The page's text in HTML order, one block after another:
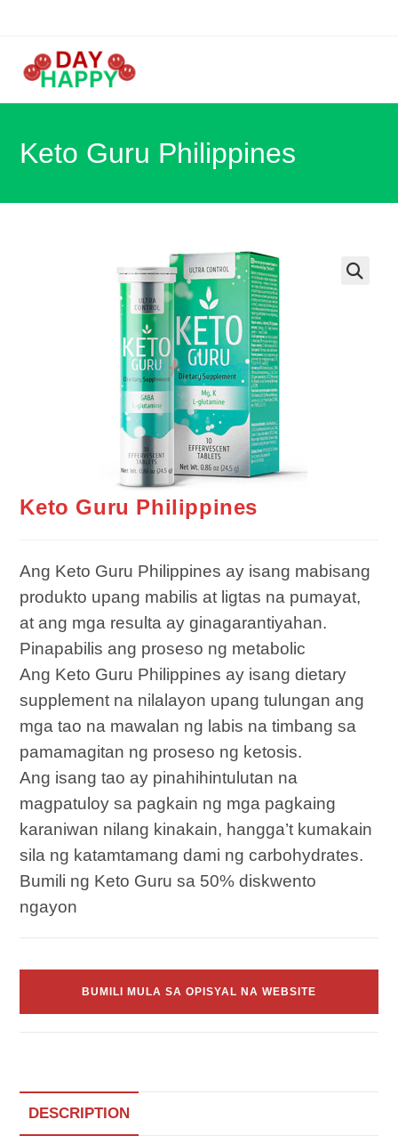
Keto Guru Philippines
Keto Guru Philippines
Ang Keto Guru Philippines ay isang mabisang
produkto upang mabilis at ligtas na pumayat,
at ang mga resulta ay ginagarantiyahan.
Pinapabilis ang proseso ng metabolic
Ang Keto Guru Philippines ay isang dietary
supplement na nilalayon upang tulungan ang
mga tao na mawalan ng labis na timbang sa
pamamagitan ng proseso ng ketosis.
Ang isang tao ay pinahihintulutan na
magpatuloy sa pagkain ng mga pagkaing
karaniwan nilang kinakain, hangga’t kumakain
sila ng katamtamang dami ng carbohydrates.
Bumili ng Keto Guru sa 50% diskwento
ngayon
BUMILI MULA SA OPISYAL NA WEBSITE
DESCRIPTION